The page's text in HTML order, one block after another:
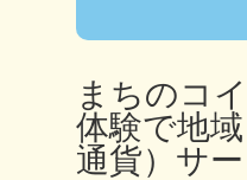
まちのコ
体験で地
通貨）サー